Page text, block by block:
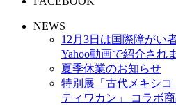
NEWS
12月3日は国際障がい
Yahoo動画で紹介され
夏季休業のお知らせ
特別展「古代メキシ
ティワカン」 コラボ商